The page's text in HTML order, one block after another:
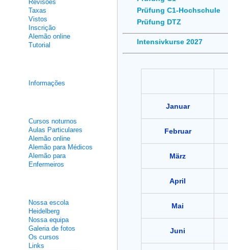
Revisões
Taxas
Vistos
Inscrição
Alemão online
Tutorial
Informações
Cursos noturnos
Aulas Particulares
Alemão online
Alemão para Médicos
Alemão para
Enfermeiros
Nossa escola
Heidelberg
Nossa equipa
Galeria de fotos
Os cursos
Links
Prüfung C1-Hochschule
Prüfung DTZ
Intensivkurse 2027
Januar
Februar
März
April
Mai
Juni